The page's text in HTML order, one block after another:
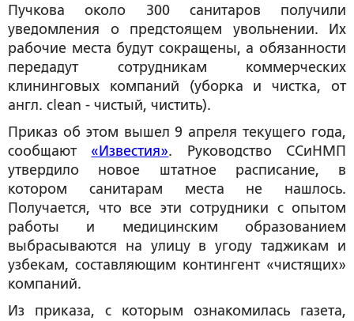
Пучкова около 300 санитаров получили
уведомления о предстоящем увольнении. Их
рабочие места будут сокращены, а обязанности
передадут сотрудникам коммерческих
клининговых компаний (уборка и чистка, от
англ. clean - чистый, чистить).
Приказ об этом вышел 9 апреля текущего года,
сообщают «Известия». Руководство ССиНМП
утвердило новое штатное расписание, в
котором санитарам места не нашлось.
Получается, что все эти сотрудники с опытом
работы и медицинским образованием
выбрасываются на улицу в угоду таджикам и
узбекам, составляющим контингент «чистящих»
компаний.
Из приказа, с которым ознакомилась газета,